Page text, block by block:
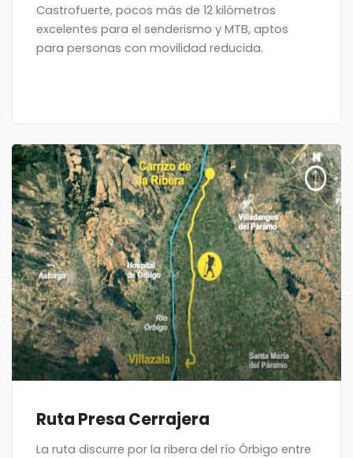
Castrofuerte, pocos más de 12 kilómetros
excelentes para el senderismo y MTB, aptos
para personas con movilidad reducida.
Ruta Presa Cerrajera
La ruta discurre por la ribera del río Órbigo entre